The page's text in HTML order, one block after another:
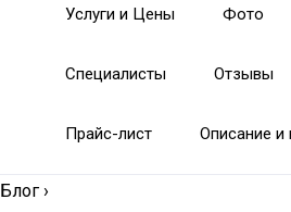
Услуги и Цены Фото
Специалисты Отзывы
Прайс-лист Описание и
Блог ›